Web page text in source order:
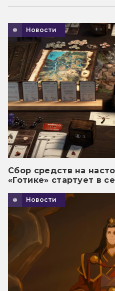
Новости
Сбор средств на
«Готике» стартует в
Новости